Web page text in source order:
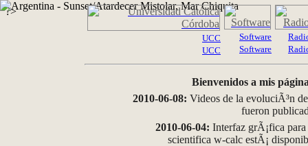
?>
UCC
UCC
Software
Software
Bienvenidos a mis
2010-06-08: Videos de la evoluciÃ³n
fueron
2010-06-04: Interfaz grÃ¡fica
scientifica w-calc estÃ¡